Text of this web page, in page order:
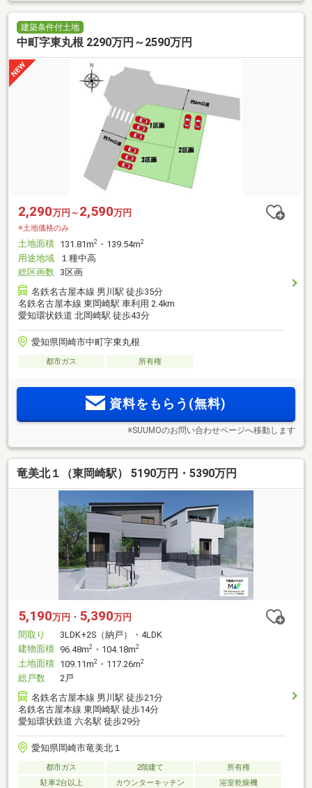
建築条件付土地
中町字東丸根 2290万円～2590万円
2,290万円～ 2,590万円
※土地価格のみ
土地面積 131.81m2 ・139.54m2
用途地域
１種中高
総区画数 3区画
名鉄名古屋本線 男川駅 徒歩35分
名鉄名古屋本線 東岡崎駅 車利用 2.4km
愛知環状鉄道 北岡崎駅 徒歩43分
愛知県岡崎市中町字東丸根
都市ガス 所有権
資料をもらう(無料)
※SUUMOのお問い合わせページへ移動します
竜美北１（東岡崎駅） 5190万円・5390万円
5,190万円・ 5,390万円
間取り
3LDK+2S（納戸）・4LDK
建物面積 96.48m2 ・104.18m2
土地面積 109.11m2 ・117.26m2
総戸数
2戸
名鉄名古屋本線 男川駅 徒歩21分
名鉄名古屋本線 東岡崎駅 徒歩14分
愛知環状鉄道 六名駅 徒歩29分
愛知県岡崎市竜美北１
都市ガス 2階建て
所有権
駐車2台以上
カウンターキッチン 浴室乾燥機